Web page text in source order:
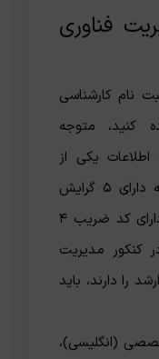
فناوری
نام کارشناسی
کنید، متوجه
یکی از
رشته‌های مجموعه مدیریت است که دارای ۵ گرایش
مختلف می‌باشد و در این دفترچه دارای کد ضریب ۴
کنکور مدیریت
را دارند، باید
(انگلیسی)،